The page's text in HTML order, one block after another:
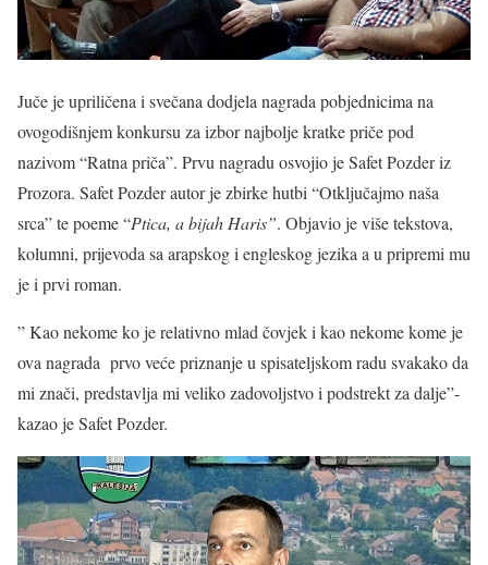
Juče je upriličena i svečana dodjela nagrada pobjednicima na
ovogodišnjem konkursu za izbor najbolje kratke priče pod
nazivom “Ratna priča”. Prvu nagradu osvojio je Safet Pozder iz
Prozora. Safet Pozder autor je zbirke hutbi “Otključajmo naša
srca” te poeme “Ptica, a bijah Haris”. Objavio je više tekstova,
kolumni, prijevoda sa arapskog i engleskog jezika a u pripremi mu
je i prvi roman.
” Kao nekome ko je relativno mlad čovjek i kao nekome kome je
ova nagrada prvo veće priznanje u spisateljskom radu svakako da
mi znači, predstavlja mi veliko zadovoljstvo i podstrekt za dalje”-
kazao je Safet Pozder.